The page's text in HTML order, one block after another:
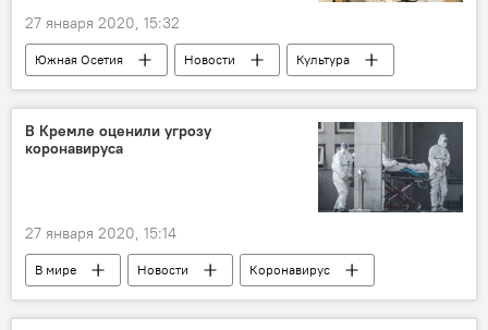
27 января 2020, 15:32
Южная Осетия Новости Культура
В Кремле оценили угрозу
коронавируса
27 января 2020, 15:14
В мире Новости Коронавирус